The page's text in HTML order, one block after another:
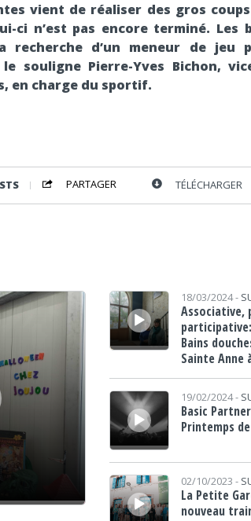
vient de réaliser des gros
ci n’est pas encore terminé. Les
d’un meneur de jeu
souligne Pierre-Yves Bichon,
en charge du sportif.
PARTAGER TÉLÉCHARGER
Lecteur audio 18/03/2024 -
Associative,
participative:
Bains
Sainte Anne
Lecteur audio
19/02/2024 -
Basic
Printemps
Lecteur audio 02/10/2023 -
La Petite
nouveau